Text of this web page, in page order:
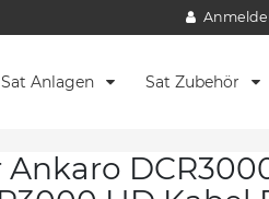
Sat Anlagen Sat Zubehör